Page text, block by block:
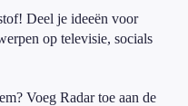
Deel je ideeën voor
op televisie, socials
Voeg Radar toe aan de